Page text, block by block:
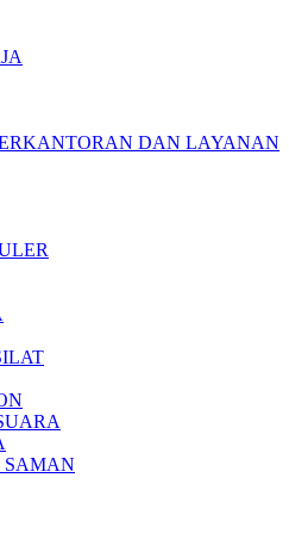
DAN LAYANAN
SAMAN